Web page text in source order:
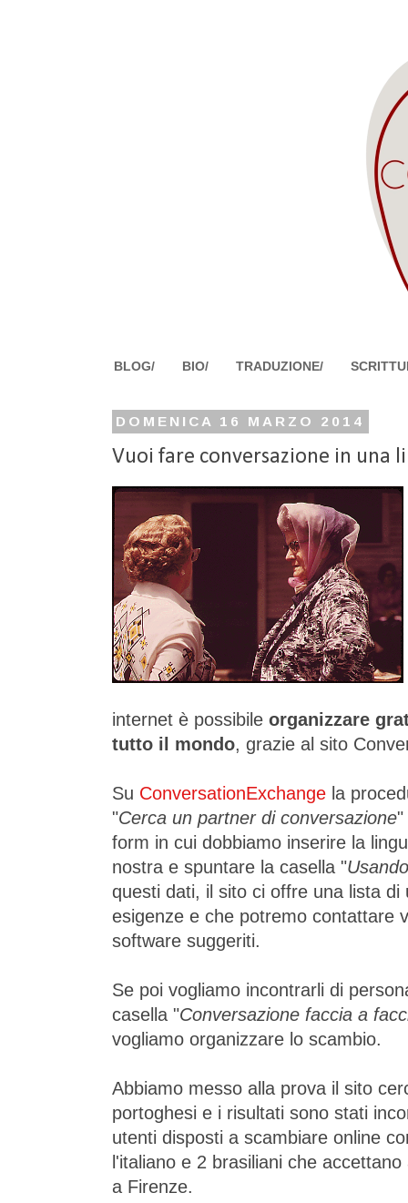
BLOG/ BIO/ TRADUZIONE/
DOMENICA 16 MARZO 2014
Vuoi fare conversazione in una
internet è possibile organizzare
tutto il mondo, grazie al sito
Su ConversationExchange la
"Cerca un partner di conversazione"
form in cui dobbiamo inserire la
nostra e spuntare la casella "
questi dati, il sito ci offre una lista
esigenze e che potremo contattare
software suggeriti.
Se poi vogliamo incontrarli di
casella "Conversazione faccia a
vogliamo organizzare lo scambio.
Abbiamo messo alla prova il sito
portoghesi e i risultati sono stati
utenti disposti a scambiare online
l'italiano e 2 brasiliani che
a Firenze.